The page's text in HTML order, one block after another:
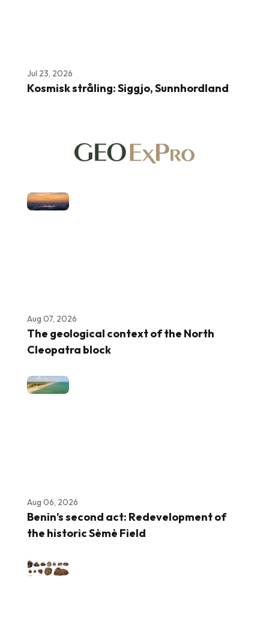
Jul 23, 2026
Kosmisk stråling: Siggjo, Sunnhordland
Aug 07, 2026
The geological context of the North
Cleopatra block
Aug 06, 2026
Benin’s second act: Redevelopment of
the historic Sèmè Field